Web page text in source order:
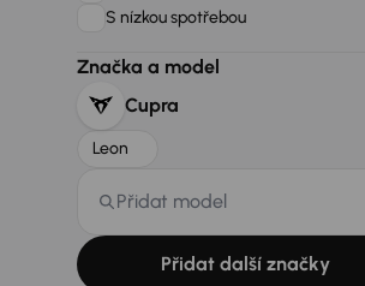
S nízkou spotřebou
Značka a model
Cupra
Leon
Přidat model
Přidat další značky